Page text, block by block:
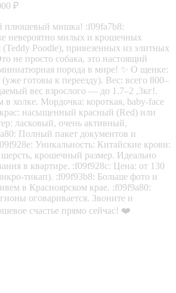
₽
плюшевый мишка! :f09fa7b8:
невероятно милых и крошечных
Poodle), привезенных из элитных
не просто собака, это настоящий
порода в мире! ✨ О щенке:
готовы к переезду). Вес: всего 800–
вес взрослого — до 1.7–2 ,3кг!.
в холке. Мордочка: короткая, baby-face
насыщенный красный (Red) или
ласковый, очень активный,
Полный пакет документов и
Уникальность: Китайские крови:
шерсть, крошечный размер. Идеально
в квартире. :f09f928c: Цена: от 130
тикап). :f09f93b8: Больше фото и
в Красноярском крае. :f09f9a80:
оговаривается. Звоните и
счастье прямо сейчас! ❤️